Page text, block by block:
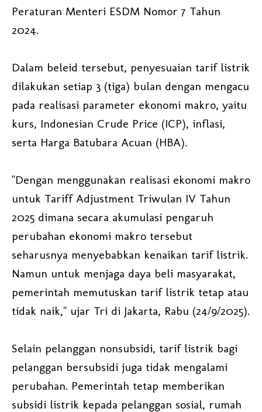
Peraturan Menteri ESDM Nomor 7 Tahun
2024.
Dalam beleid tersebut, penyesuaian tarif listrik
dilakukan setiap 3 (tiga) bulan dengan mengacu
pada realisasi parameter ekonomi makro, yaitu
kurs, Indonesian Crude Price (ICP), inflasi,
serta Harga Batubara Acuan (HBA).
"Dengan menggunakan realisasi ekonomi makro
untuk Tariff Adjustment Triwulan IV Tahun
2025 dimana secara akumulasi pengaruh
perubahan ekonomi makro tersebut
seharusnya menyebabkan kenaikan tarif listrik.
Namun untuk menjaga daya beli masyarakat,
pemerintah memutuskan tarif listrik tetap atau
tidak naik," ujar Tri di Jakarta, Rabu (24/9/2025).
Selain pelanggan nonsubsidi, tarif listrik bagi
pelanggan bersubsidi juga tidak mengalami
perubahan. Pemerintah tetap memberikan
subsidi listrik kepada pelanggan sosial, rumah